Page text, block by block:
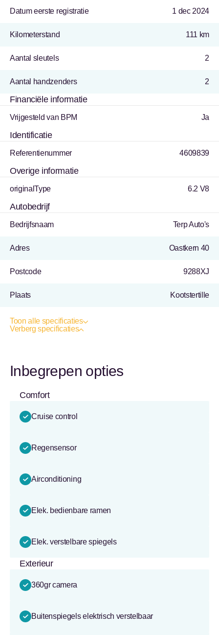
Datum eerste registratie 1 dec 2024
Kilometerstand 111 km
Aantal sleutels 2
Aantal handzenders 2
Financiële informatie
Vrijgesteld van BPM Ja
Identificatie
Referentienummer 4609839
Overige informatie
originalType 6.2 V8
Autobedrijf
Bedrijfsnaam Terp Auto's
Adres Oastkern 40
Postcode 9288XJ
Plaats Kootstertille
Toon alle specificaties
Verberg specificaties
Inbegrepen opties
Comfort
Cruise control
Regensensor
Airconditioning
Elek. bedienbare ramen
Elek. verstelbare spiegels
Exterieur
360gr camera
Buitenspiegels elektrisch verstelbaar